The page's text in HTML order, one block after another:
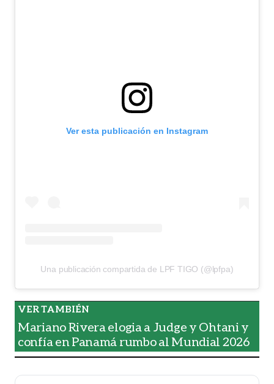
Ver esta publicación en Instagram
Una publicación compartida de LPF TIGO (@lpfpa)
Mariano Rivera elogia a Judge y Ohtani y
confía en Panamá rumbo al Mundial 2026